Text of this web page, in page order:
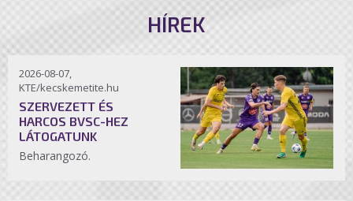
HÍREK
2026-08-07,
KTE/kecskemetite.hu
SZERVEZETT ÉS
HARCOS BVSC-HEZ
LÁTOGATUNK
Beharangozó.